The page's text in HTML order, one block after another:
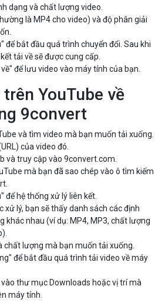
dạng và chất lượng video.
là MP4 cho video) và độ phân giải
để bắt đầu quá trình chuyển đổi. Sau khi
tải về sẽ được cung cấp.
để lưu video vào máy tính của bạn.
YouTube về
9convert
và tìm video mà bạn muốn tải xuống.
của video đó.
và truy cập vào 9convert.com.
mà bạn đã sao chép vào ô tìm kiếm
để hệ thống xử lý liên kết.
xử lý, bạn sẽ thấy danh sách các định
khác nhau (ví dụ: MP4, MP3, chất lượng
chất lượng mà bạn muốn tải xuống.
để bắt đầu quá trình tải video về máy
thư mục Downloads hoặc vị trí mà
máy tính.